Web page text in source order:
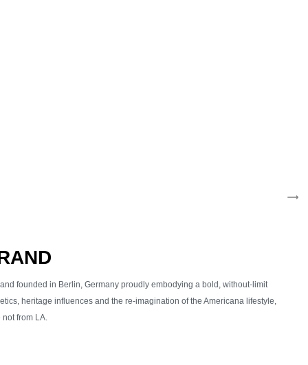
founded in Berlin, Germany proudly embodying a bold, without-limit
heritage influences and the re-imagination of the Americana lifestyle,
not from LA.